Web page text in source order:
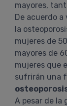
mayores,
De acuerdo
la
mujeres de
mayores de
mujeres que
sufrirán una
A pesar de la